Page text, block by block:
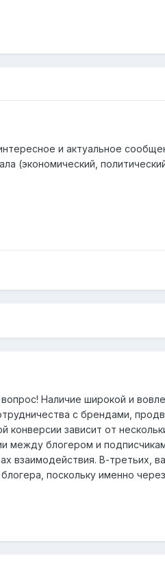
и актуальное
(экономический,
Наличие широкой и
с брендами,
конверсии зависит от
между блогером и
взаимодействия. В-третьих,
поскольку именно